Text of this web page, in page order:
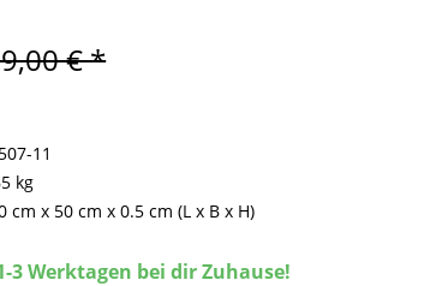
€ *
11
kg
cm x 50 cm x0.5 cm (L x B x H)
3 Werktagen bei dir Zuhause!